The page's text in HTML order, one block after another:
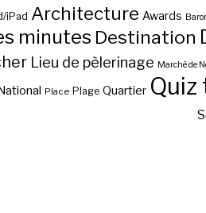
iPad Architecture Awards
minutes Destination
Lieu de pèlerinage Marché de
Place Plage Quartier